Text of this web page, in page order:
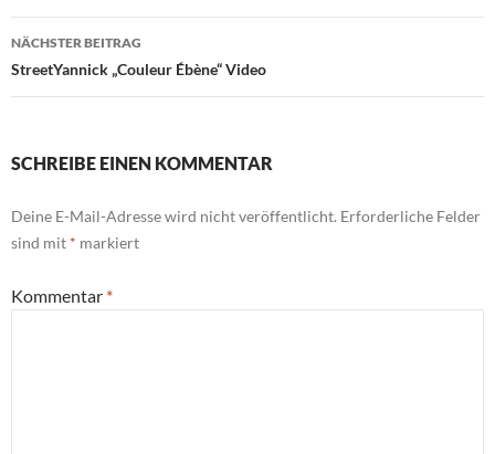
NÄCHSTER BEITRAG
StreetYannick „Couleur Ébène“ Video
SCHREIBE EINEN KOMMENTAR
Deine E-Mail-Adresse wird nicht veröffentlicht. Erforderliche Felder
sind mit * markiert
Kommentar *